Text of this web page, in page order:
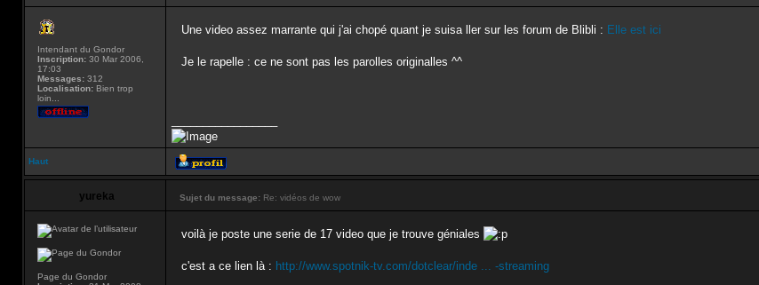
Intendant du Gondor
Inscription: 30 Mar 2006,
17:03
Messages: 312
Localisation: Bien trop
loin...
Une video assez marrante qui j'ai chopé quant je suisa ller sur les forum de Blibli : Elle est ici
Je le rapelle : ce ne sont pas les parolles originalles ^^
Haut
yureka Sujet du message: Re: vidéos de wow
Page du Gondor
voilà je poste une serie de 17 video que je trouve géniales
c'est a ce lien là : http://www.spotnik-tv.com/dotclear/inde ... -streaming